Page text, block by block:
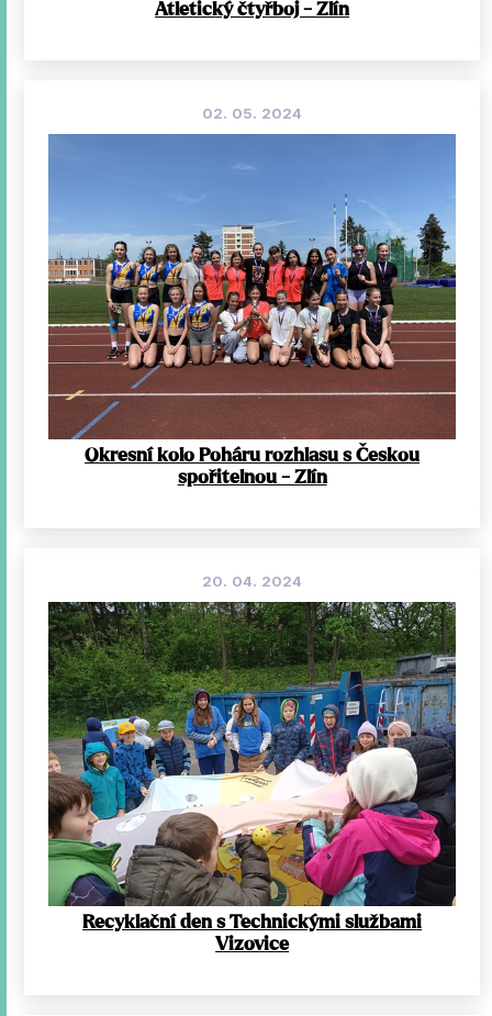
Atletický čtyřboj - Zlín
02. 05. 2024
Okresní kolo Poháru rozhlasu s Českou
spořitelnou - Zlín
20. 04. 2024
Recyklační den s Technickými službami
Vizovice